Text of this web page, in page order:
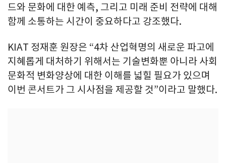
드와 문화에 대한 예측, 그리고 미래 준비 전략에 대해
함께 소통하는 시간이 중요하다고 강조했다.
KIAT 정재훈 원장은 “4차 산업혁명의 새로운 파고에
지혜롭게 대처하기 위해서는 기술변화뿐 아니라 사회
문화적 변화양상에 대한 이해를 넓힐 필요가 있으며
이번 콘서트가 그 시사점을 제공할 것”이라고 말했다.